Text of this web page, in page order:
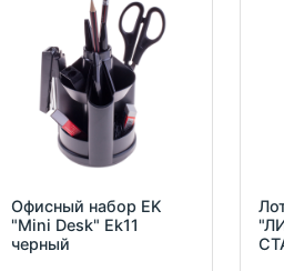
Офисный набор EK
"Mini Desk" Ek11
черный